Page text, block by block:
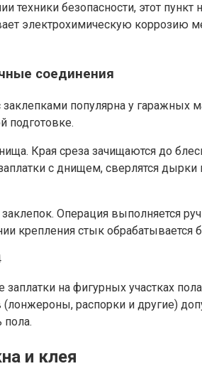
техники безопасности, этот пункт
электрохимическую коррозию
соединения
популярна у гаражных
подготовке.
Края среза зачищаются до
с днищем, сверлятся
Операция выполняется
крепления стык
заплатки на фигурных участках
распорки и другие)
пола.
и клея